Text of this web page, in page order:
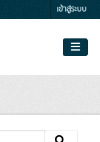
เข้าสู่ระบบ